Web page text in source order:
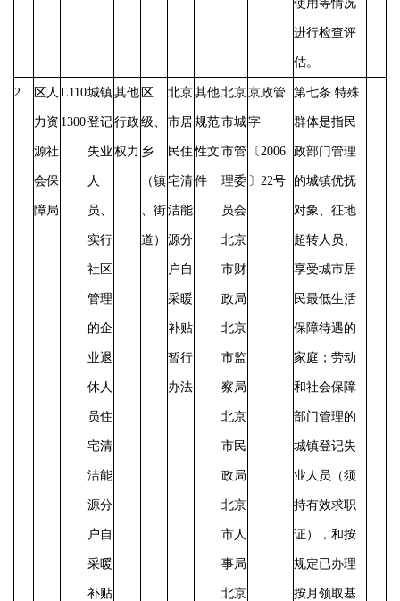
使用等情况
进行检查评
估。
2 区人
力资
源社
会保
障局
L110
1300
城镇
登记
失业
人
员、
实行
社区
管理
的企
业退
休人
员住
宅清
洁能
源分
户自
采暖
补贴
其他
行政
权力
区
级、
乡
（镇
、街
道）
北京
市居
民住
宅清
洁能
源分
户自
采暖
补贴
暂行
办法
其他
规范
性文
件
北京
市城
市管
理委
员会
北京
市财
政局
北京
市监
察局
北京
市民
政局
北京
市人
事局
北京
京政管
字
〔 2006
〕22号
第七条 特殊
群体是指民
政部门管理
的城镇优抚
对象、征地
超转人员、
享受城市居
民最低生活
保障待遇的
家庭；劳动
和社会保障
部门管理的
城镇登记失
业人员（须
持有效求职
证），和按
规定已办理
按月领取基